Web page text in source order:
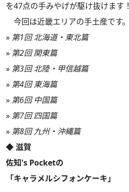
を47点の手みやげが駆け抜けます！
今回は近畿エリアの手土産です。
» 第1回 北海道・東北篇
» 第2回 関東篇
» 第3回 北陸・甲信越篇
» 第4回 東海篇
» 第6回 中国篇
» 第7回 四国篇
» 第8回 九州・沖縄篇
◆ 滋賀
佐知's Pocketの
「キャラメルシフォンケーキ」